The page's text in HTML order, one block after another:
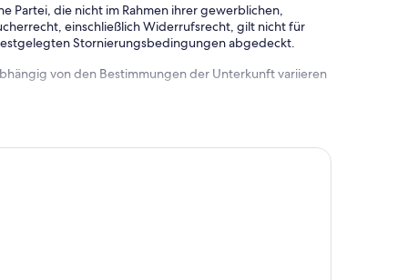
Partei, die nicht im Rahmen ihrer gewerblichen,
einschließlich Widerrufsrecht, gilt nicht für
Stornierungsbedingungen abgedeckt.
von den Bestimmungen der Unterkunft variieren